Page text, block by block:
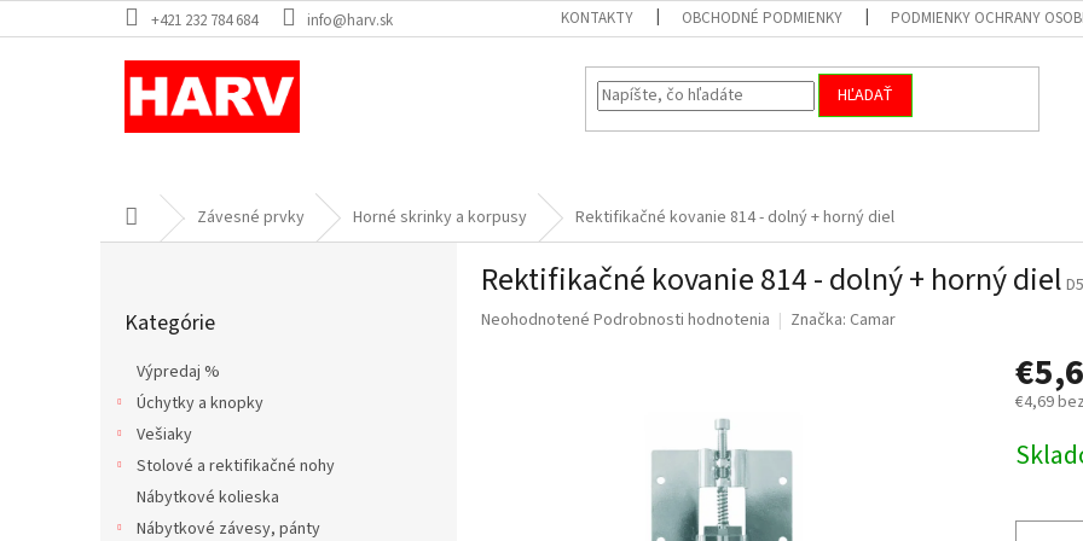
na
+421 232 784 684 info@harv.sk KONTAKTY OBCHODNÉ PODMIENKY PODMIENKY OCHRANY
HĽADAŤ
Domov Závesné prvky Horné skrinky a korpusy Rektifikačné kovanie 814 - dolný + horný diel
kategórie
Kategórie
Výpredaj %
Úchytky a knopky
Vešiaky
Stolové a rektifikačné nohy
Nábytkové kolieska
Nábytkové závesy, pánty
Rektifikačné kovanie 814 - dolný + horný diel
Priemerné
Neohodnotené Podrobnosti hodnotenia Značka: Camar
€4,69
cena: